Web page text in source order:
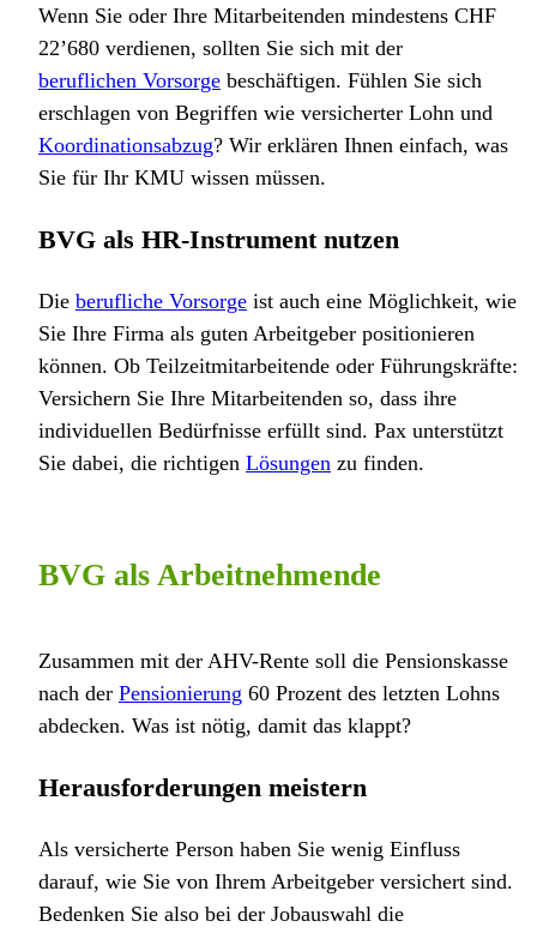
Wenn Sie oder Ihre Mitarbeitenden mindestens CHF
22’680 verdienen, sollten Sie sich mit der
beruflichen Vorsorge beschäftigen. Fühlen Sie sich
erschlagen von Begriffen wie versicherter Lohn und
Koordinationsabzug? Wir erklären Ihnen einfach, was
Sie für Ihr KMU wissen müssen.
BVG als HR-Instrument nutzen
Die berufliche Vorsorge ist auch eine Möglichkeit, wie
Sie Ihre Firma als guten Arbeitgeber positionieren
können. Ob Teilzeitmitarbeitende oder Führungskräfte:
Versichern Sie Ihre Mitarbeitenden so, dass ihre
individuellen Bedürfnisse erfüllt sind. Pax unterstützt
Sie dabei, die richtigen Lösungen zu finden.
BVG als Arbeitnehmende
Zusammen mit der AHV-Rente soll die Pensionskasse
nach der Pensionierung 60 Prozent des letzten Lohns
abdecken. Was ist nötig, damit das klappt?
Herausforderungen meistern
Als versicherte Person haben Sie wenig Einfluss
darauf, wie Sie von Ihrem Arbeitgeber versichert sind.
Bedenken Sie also bei der Jobauswahl die